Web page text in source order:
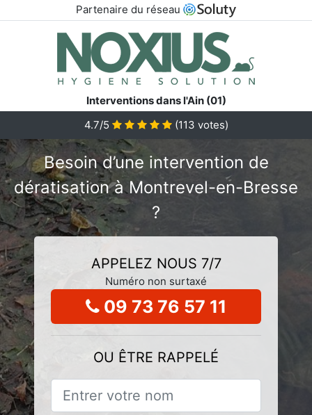
Partenaire du réseau
Interventions dans l'Ain (01)
4.7/5
(113 votes)
Besoin d’une intervention de
dératisation à Montrevel-en-Bresse
?
APPELEZ NOUS 7/7
Numéro non surtaxé
09 73 76 57 11
OU ÊTRE RAPPELÉ